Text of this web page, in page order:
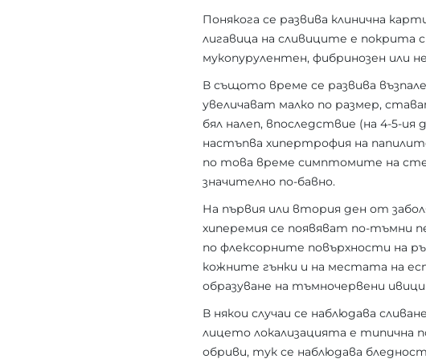
Понякога се развива клинична
лигавица на сливиците е покрита
мукопурулентен, фибринозен или
В същото време се развива
увеличават малко по размер,
бял налеп, впоследствие (на 4-5-
настъпва хипертрофия на
по това време симптомите на
значително по-бавно.
На първия или втория ден от
хиперемия се появяват по-тъмни
по флексорните повърхности на
кожните гънки и на местата на
образуване на тъмночервени
В някои случаи се наблюдава
лицето локализацията е типична
обриви, тук се наблюдава